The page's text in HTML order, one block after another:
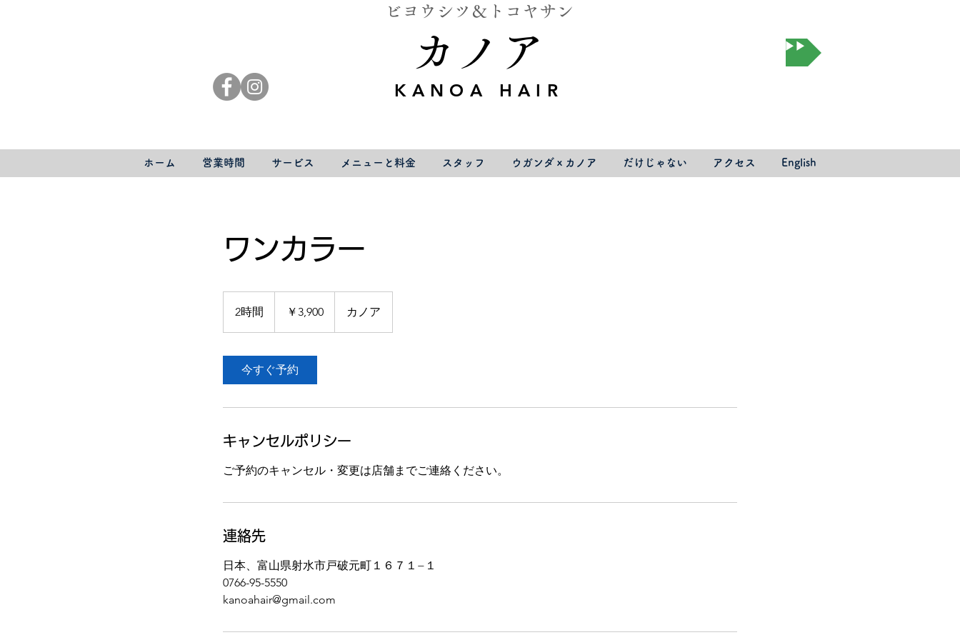
ビヨウシツ＆トコヤサン
カノア
KANOA HAIR
オンライン予約▶▶▶
ホーム 営業時間 サービス メニューと料金 スタッフ ウガンダｘカノア だけじゃない アクセス English
ワンカラー
2時間
時
￥3,900 カノア
今すぐ予約
キャンセルポリシー
ご予約のキャンセル・変更は店舗までご連絡ください。
連絡先
日本、富山県射水市戸破元町１６７１−１
0766-95-5550
kanoahair@gmail.com